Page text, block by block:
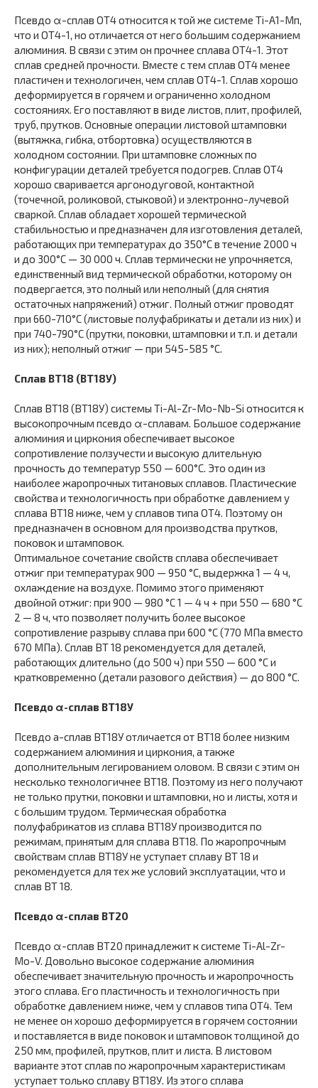
Псевдо α-сплав ОТ4 относится к той же системе Ti-A1-Мп,
что и ОТ4-1, но отличается от него большим содержанием
алюминия. В связи с этим он прочнее сплава ОТ4-1. Этот
сплав средней прочности. Вместе с тем сплав ОТ4 менее
пластичен и технологичен, чем сплав ОТ4-1. Сплав хорошо
деформируется в горячем и ограниченно холодном
состояниях. Его поставляют в виде листов, плит, профилей,
труб, прутков. Основные операции листовой штамповки
(вытяжка, гибка, отбортовка) осуществляются в
холодном состоянии. При штамповке сложных по
конфигурации деталей требуется подогрев. Сплав ОТ4
хорошо сваривается аргонодуговой, контактной
(точечной, роликовой, стыковой) и электронно-лучевой
сваркой. Сплав обладает хорошей термической
стабильностью и предназначен для изготовления деталей,
работающих при температурах до 350°С в течение 2000 ч
и до 300°С — 30 000 ч. Сплав термически не упрочняется,
единственный вид термической обработки, которому он
подвергается, это полный или неполный (для снятия
остаточных напряжений) отжиг. Полный отжиг проводят
при 660-710°С (листовые полуфабрикаты и детали из них) и
при 740-790°С (прутки, поковки, штамповки и т.п. и детали
из них); неполный отжиг — при 545-585 °С.
Сплав ВТ18 (ВТ18У)
Сплав ВТ18 (ВТ18У) системы Ti-Al-Zr-Mo-Nb-Si относится к
высокопрочным псевдо α-сплавам. Большое содержание
алюминия и циркония обеспечивает высокое
сопротивление ползучести и высокую длительную
прочность до температур 550 — 600°С. Это один из
наиболее жаропрочных титановых сплавов. Пластические
свойства и технологичность при обработке давлением у
сплава ВТ18 ниже, чем у сплавов типа ОТ4. Поэтому он
предназначен в основном для производства прутков,
поковок и штамповок.
Оптимальное сочетание свойств сплава обеспечивает
отжиг при температурах 900 — 950 °С, выдержка 1 — 4 ч,
охлаждение на воздухе. Помимо этого применяют
двойной отжиг: при 900 — 980 °С 1 — 4 ч + при 550 — 680 °С
2 — 8 ч, что позволяет получить более высокое
сопротивление разрыву сплава при 600 °С (770 МПа вместо
670 МПа). Сплав ВТ 18 рекомендуется для деталей,
работающих длительно (до 500 ч) при 550 — 600 °С и
кратковременно (детали разового действия) — до 800 °С.
Псевдо α-сплав ВТ18У
Псевдо a-сплав ВТ18У отличается от ВТ18 более низким
содержанием алюминия и циркония, а также
дополнительным легированием оловом. В связи с этим он
несколько технологичнее ВТ18. Поэтому из него получают
не только прутки, поковки и штамповки, но и листы, хотя и
с большим трудом. Термическая обработка
полуфабрикатов из сплава ВТ18У производится по
режимам, принятым для сплава ВТ18. По жаропрочным
свойствам сплав ВТ18У не уступает сплаву ВТ 18 и
рекомендуется для тех же условий эксплуатации, что и
сплав ВТ 18.
Псевдо α-сплав ВТ20
Псевдо α-сплав ВТ20 принадлежит к системе Ti-Al-Zr-
Mo-V. Довольно высокое содержание алюминия
обеспечивает значительную прочность и жаропрочность
этого сплава. Его пластичность и технологичность при
обработке давлением ниже, чем у сплавов типа ОТ4. Тем
не менее он хорошо деформируется в горячем состоянии
и поставляется в виде поковок и штамповок толщиной до
250 мм, профилей, прутков, плит и листа. В листовом
варианте этот сплав по жаропрочным характеристикам
уступает только сплаву ВТ18У. Из этого сплава